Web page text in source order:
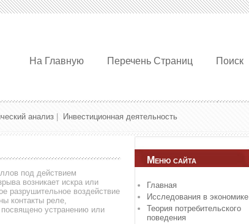
На Главную Перечень Страниц Поиск
анализ Инвестиционная деятельность
под действием
возникает искра или
разрушительное воздействие
контакты реле,
устранению или
Меню сайта
Главная
Исследования в экономике
Теория потребительского
поведения